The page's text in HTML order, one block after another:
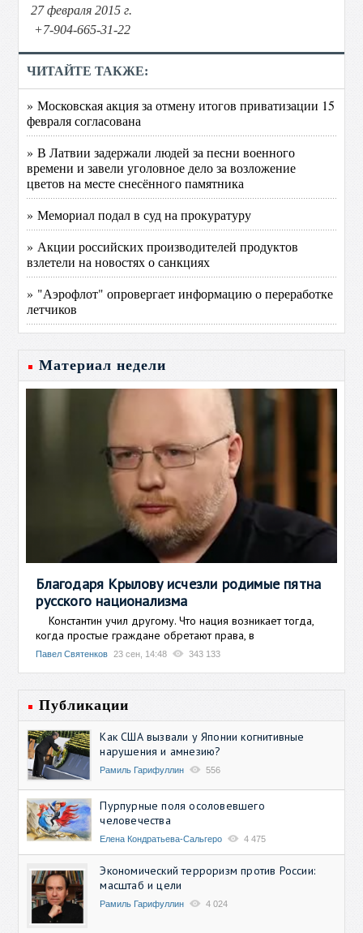
27 февраля2015 г.
+7-904-665-31-22
ЧИТАЙТЕ ТАКЖЕ:
» Московская акция за отмену итогов приватизации 15
февраля согласована
» В Латвии задержали людей за песни военного
времени и завели уголовное дело за возложение
цветов на месте снесённого памятника
» Мемориал подал в суд на прокуратуру
» Акции российских производителей продуктов
взлетели на новостях о санкциях
» "Аэрофлот" опровергает информацию о переработке
летчиков
Материал недели
Благодаря Крылову исчезли родимые пятна
русского национализма
Константин учил другому. Что нация возникает тогда,
когда простые граждане обретают права, в
Павел Святенков 23 сен, 14:48 343 133
Публикации
Как США вызвали у Японии когнитивные
нарушения и амнезию?
Рамиль Гарифуллин 556
Пурпурные поля осоловевшего
человечества
Елена Кондратьева-Сальгеро 4 475
Экономический терроризм против России:
масштаб и цели
Рамиль Гарифуллин 4 024